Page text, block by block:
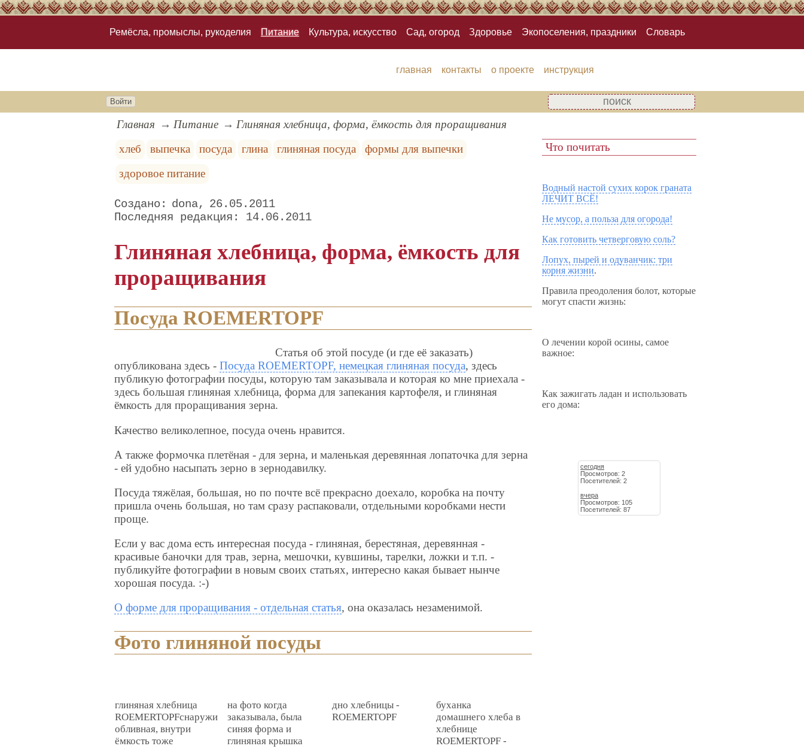
Ремёсла, промыслы, рукоделия Питание Культура, искусство Сад, огород Здоровье Экопоселения, праздники Словарь
главная контакты о проекте инструкция
Войти
Главная Питание
Глиняная хлебница, форма, ёмкость для проращивания
хлеб
выпечка посуда глина глиняная посуда
формы для выпечки
здоровое питание
dona
26.05.2011
14.06.2011
Глиняная хлебница, форма, ёмкость для
проращивания
Посуда ROEMERTOPF
Статья об этой посуде (и где её заказать)
опубликована здесь -Посуда ROEMERTOPF, немецкая глиняная посуда, здесь
публикую фотографии посуды, которую там заказывала и которая ко мне приехала -
здесь большая глиняная хлебница, форма для запекания картофеля, и глиняная
ёмкость для проращивания зерна.
Качество великолепное, посуда очень нравится.
А также формочка плетёная - для зерна, и маленькая деревянная лопаточка для зерна
- ей удобно насыпать зерно в зернодавилку.
Посуда тяжёлая, большая, но по почте всё прекрасно доехало, коробка на почту
пришла очень большая, но там сразу распаковали, отдельными коробками нести
проще.
Если у вас дома есть интересная посуда - глиняная, берестяная, деревянная -
красивые баночки для трав, зерна, мешочки, кувшины, тарелки, ложки и т.п. -
публикуйте фотографии в новым своих статьях, интересно какая бывает нынче
хорошая посуда. :-)
О форме для проращивания - отдельная статья, она оказалась незаменимой.
Фото глиняной посуды
глиняная хлебница
ROEMERTOPFснаружи
обливная, внутри
ёмкость тоже
на фото когда
заказывала, была
синяя форма и
глиняная крышка
дно хлебницы -
ROEMERTOPF
буханка
домашнего хлеба в
хлебнице
ROEMERTOPF -
Что почитать
Водный настой сухих корок граната
ЛЕЧИТ ВСЁ!
Не мусор, а польза для огорода!
Как готовить четверговую соль?
Лопух, пырей и одуванчик: три
корня жизни.
Правила преодоления болот, которые
могут спасти жизнь:
О лечении корой осины, самое
важное:
Как зажигать ладан и использовать
его дома:
сегодня
Просмотров: 2
Посетителей: 2
вчера
Просмотров: 105
Посетителей: 87